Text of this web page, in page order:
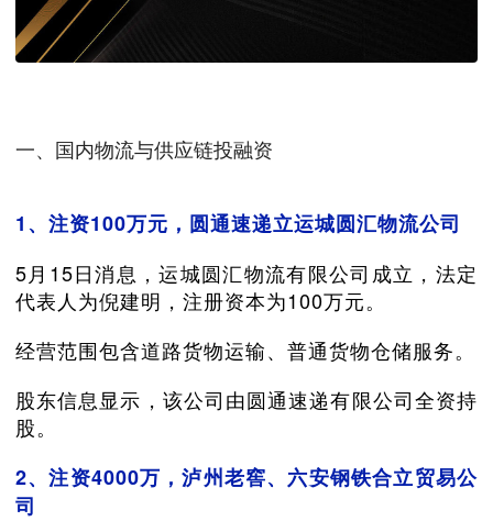
一、国内物流与供应链投融资
1、注资100万元，圆通速递立运城圆汇物流公司
5月15日消息，运城圆汇物流有限公司成立，法定
代表人为倪建明，注册资本为100万元。
经营范围包含道路货物运输、普通货物仓储服务。
股东信息显示，该公司由圆通速递有限公司全资持
股。
2、注资4000万，泸州老窖、六安钢铁合立贸易公
司